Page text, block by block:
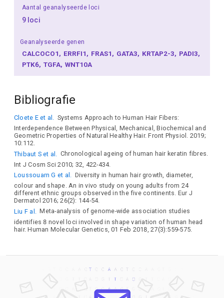
Aantal geanalyseerde loci
9 loci
Geanalyseerde genen
CALCOCO1 ERRFI1 FRAS1 GATA3 KRTAP2-3 PADI3
PTK6 TGFA WNT10A
Bibliografie
Cloete E et al.
Systems Approach to Human Hair Fibers:
Interdependence Between Physical, Mechanical, Biochemical and
Geometric Properties of Natural Healthy Hair. Front Physiol. 2019;
10:112.
Thibaut S et al.
Chronological ageing of human hair keratin fibres.
Int J Cosm Sci 2010; 32, 422-434.
Loussouarn G et al. Diversity in human hair growth, diameter,
colour and shape. An in vivo study on young adults from 24
different ethnic groups observed in the five continents. Eur J
Dermatol 2016; 26(2): 144-54.
Liu F al.
Meta-analysis of genome-wide association studies
identifies 8 novel loci involved in shape variation of human head
hair. Human Molecular Genetics, 01 Feb 2018, 27(3):559-575.